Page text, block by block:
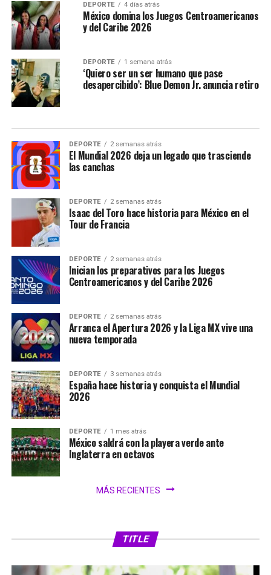
DEPORTE 4 días atrás
México domina los Juegos Centroamericanos
y del Caribe 2026
DEPORTE 1 semana atrás
‘Quiero ser un ser humano que pase
desapercibido’: Blue Demon Jr. anuncia retiro
DEPORTE 2 semanas atrás
El Mundial 2026 deja un legado que trasciende
las canchas
DEPORTE 2 semanas atrás
Isaac del Toro hace historia para México en el
Tour de Francia
DEPORTE 2 semanas atrás
Inician los preparativos para los Juegos
Centroamericanos y del Caribe 2026
DEPORTE 2 semanas atrás
Arranca el Apertura 2026 y la Liga MX vive una
nueva temporada
DEPORTE 3 semanas atrás
España hace historia y conquista el Mundial
2026
DEPORTE 1 mes atrás
México saldrá con la playera verde ante
Inglaterra en octavos
MÁS RECIENTES
TITLE
FIFA analiza ampliar el Mundial 2030 a 64
selecciones